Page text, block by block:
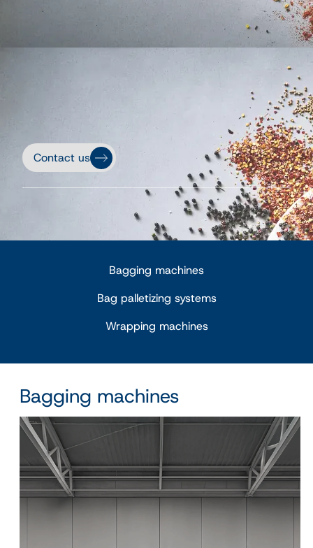
Contact us
Bagging machines
Bag palletizing systems
Wrapping machines
Bagging machines